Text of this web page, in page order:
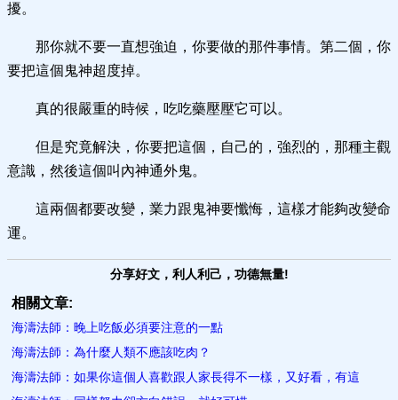
擾。
那你就不要一直想強迫，你要做的那件事情。第二個，你
要把這個鬼神超度掉。
真的很嚴重的時候，吃吃藥壓壓它可以。
但是究竟解決，你要把這個，自己的，強烈的，那種主觀
意識，然後這個叫內神通外鬼。
這兩個都要改變，業力跟鬼神要懺悔，這樣才能夠改變命
運。
分享好文，利人利己，功德無量!
相關文章:
海濤法師：晚上吃飯必須要注意的一點
海濤法師：為什麼人類不應該吃肉？
海濤法師：如果你這個人喜歡跟人家長得不一樣，又好看，有這